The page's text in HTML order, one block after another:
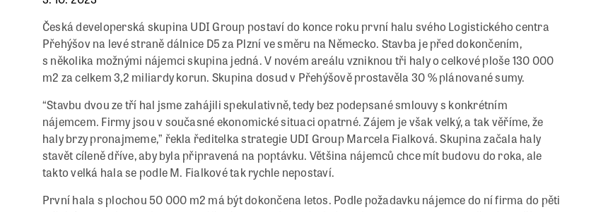
Česká developerská skupina UDI Group postaví do konce roku první halu svého Logistického centra
Přehýšov na levé straně dálnice D5 za Plzní ve směru na Německo. Stavba je před dokončením,
s několika možnými nájemci skupina jedná. V novém areálu vzniknou tři haly o celkové ploše 130 000
m2 za celkem 3,2 miliardy korun. Skupina dosud v Přehýšově prostavěla 30 % plánované sumy.
“Stavbu dvou ze tří hal jsme zahájili spekulativně, tedy bez podepsané smlouvy s konkrétním
nájemcem. Firmy jsou v současné ekonomické situaci opatrné. Zájem je však velký, a tak věříme, že
haly brzy pronajmeme,” řekla ředitelka strategie UDI Group Marcela Fialková. Skupina začala haly
stavět cíleně dříve, aby byla připravená na poptávku. Většina nájemců chce mít budovu do roka, ale
takto velká hala se podle M. Fialkové tak rychle nepostaví.
První hala s plochou 50 000 m2 má být dokončena letos. Podle požadavku nájemce do ní firma do pěti